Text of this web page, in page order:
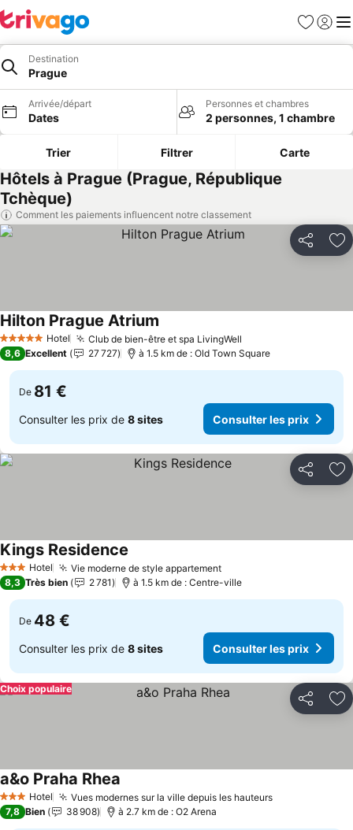
Favoris
Se
Destination
Prague
Arrivée/départ
Dates
Personnes et chambres
2 personnes, 1 chambre
Trier Filtrer Carte
Hôtels à Prague (Prague, République
Tchèque)
Comment les paiements influencent notre classement
Partager
5 Étoiles Hotel Club de bien-être et spa LivingWell
Hilton Prague Atrium
8,6 Excellent 27 727 à 1.5 km de : Old Town Square
De 81 €
Consulter les prix de 8 sites Consulter les prix
Partager
3 ÉtoilesHotel Vie moderne de style appartementConsulter les prix
Kings Residence
8,3 Très bien 2 781 à 1.5 km de : Centre-ville
De 48 €
Consulter les prix de 8 sites Consulter les prix
Partager
Choix populaire
3 ÉtoilesHotel Vues modernes sur la ville depuis les hauteursConsulter
a&o Praha Rhea
7,8 Bien 38 908 à 2.7 km de : O2 Arena